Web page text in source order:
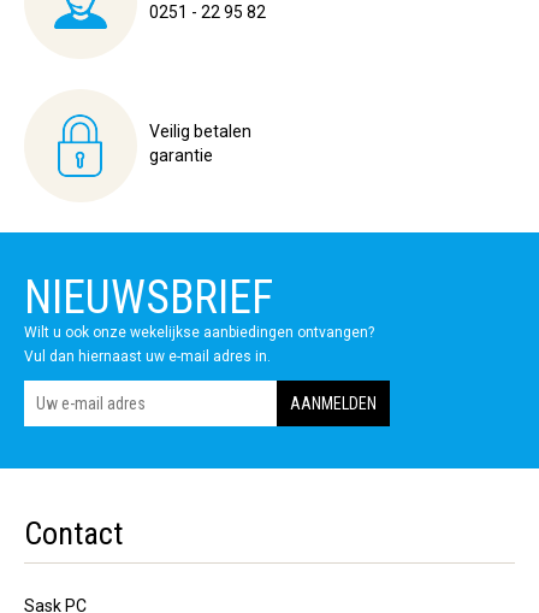
0251 - 22 95 82
Veilig betalen
garantie
NIEUWSBRIEF
Wilt u ook onze wekelijkse aanbiedingen ontvangen?
Vul dan hiernaast uw e-mail adres in.
Contact
Sask PC